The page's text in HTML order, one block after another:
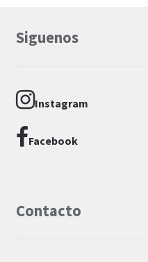
Siguenos
Instagram
Facebook
Contacto